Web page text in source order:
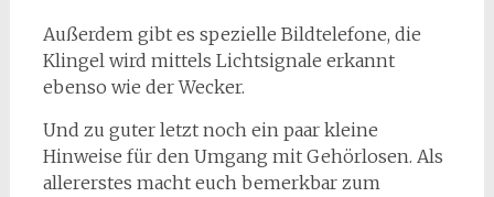
Außerdem gibt es spezielle Bildtelefone, die
Klingel wird mittels Lichtsignale erkannt
ebenso wie der Wecker.
Und zu guter letzt noch ein paar kleine
Hinweise für den Umgang mit Gehörlosen. Als
allererstes macht euch bemerkbar zum